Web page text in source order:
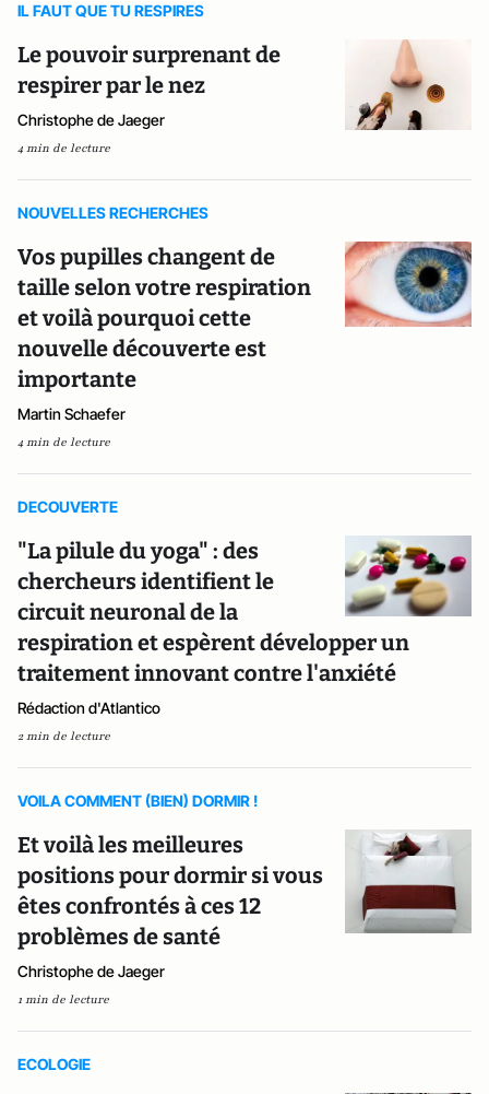
IL FAUT QUE TU RESPIRES
Le pouvoir surprenant de
respirer par le nez
Christophe de Jaeger
4 min de lecture
NOUVELLES RECHERCHES
Vos pupilles changent de
taille selon votre respiration
et voilà pourquoi cette
nouvelle découverte est
importante
Martin Schaefer
4 min de lecture
DECOUVERTE
"La pilule du yoga" : des
chercheurs identifient le
circuit neuronal de la
respiration et espèrent développer un
traitement innovant contre l'anxiété
Rédaction d'Atlantico
2 min de lecture
VOILA COMMENT (BIEN) DORMIR !
Et voilà les meilleures
positions pour dormir si vous
êtes confrontés à ces 12
problèmes de santé
Christophe de Jaeger
1 min de lecture
ECOLOGIE